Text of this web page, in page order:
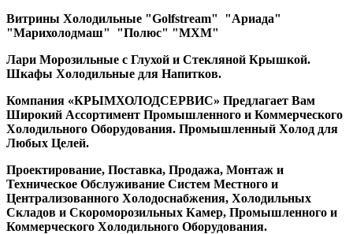
Витрины Холодильные "Golfstream" "Ариада"
"Марихолодмаш" "Полюс" "МХМ"
Лари Морозильные с Глухой и Стекляной Крышкой.
Шкафы Холодильные для Напитков.
Компания «КРЫМХОЛОДСЕРВИС» Предлагает Вам
Широкий Ассортимент Промышленного и Коммерческого
Холодильного Оборудования. Промышленный Холод для
Любых Целей.
Проектирование, Поставка, Продажа, Монтаж и
Техническое Обслуживание Систем Местного и
Централизованного Холодоснабжения, Холодильных
Складов и Скороморозильных Камер, Промышленного и
Коммерческого Холодильного Оборудования.